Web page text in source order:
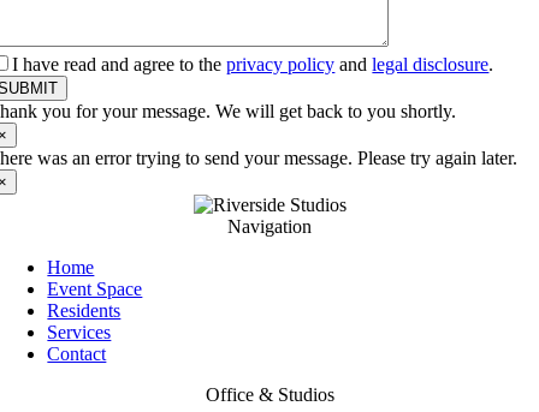
I have read and agree to theprivacy policy andlegal disclosure.
you for your message. We will get back to you shortly.
was an error trying to send your message. Please try again later.
Navigation
Home
Event Space
Residents
Services
Contact
Office & Studios